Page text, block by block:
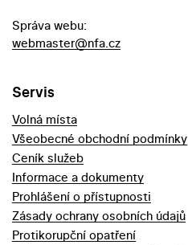
Správa webu:
webmaster@nfa.cz
Servis
Volná místa
Všeobecné obchodní podmínky
Ceník služeb
Informace a dokumenty
Prohlášení o přístupnosti
Zásady ochrany osobních údajů
Protikorupční opatření